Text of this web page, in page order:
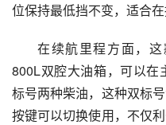
位保持最低挡不变，适合
在续航里程方面，
800L双腔大油箱，可以
标号两种柴油，这种双标
按键可以切换使用，不仅